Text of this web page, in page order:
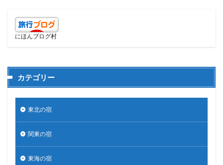
にほんブログ村
カテゴリー
東北の宿
関東の宿
東海の宿